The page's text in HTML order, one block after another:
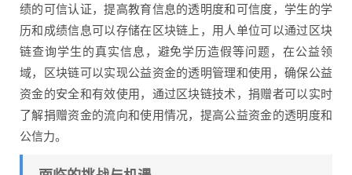
绩的可信认证，提高教育信息的透明度和可信度，学生的学
历和成绩信息可以存储在区块链上，用人单位可以通过区块
链查询学生的真实信息，避免学历造假等问题，在公益领
域，区块链可以实现公益资金的透明管理和使用，确保公益
资金的安全和有效使用，通过区块链技术，捐赠者可以实时
了解捐赠资金的流向和使用情况，提高公益资金的透明度和
公信力。